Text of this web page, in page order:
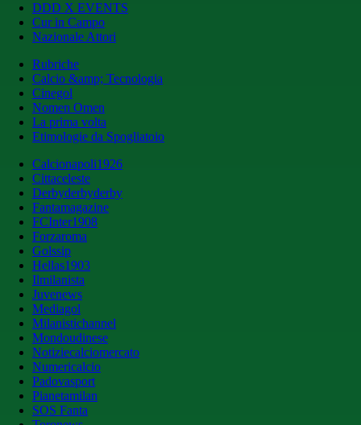
DDD X EVENTS
Cur in Campo
Nazionale Attori
Rubriche
Calcio &amp; Tecnologia
Cinegol
Nomen Omen
La prima volta
Etimologie da Spogliatoio
Calcionapoli1926
Cittaceleste
Derbyderbyderby
Fantamagazine
FCInter1908
Forzaroma
Golssip
Hellas1903
Ilmilanista
Juvenews
Mediagol
Milanistichannel
Mondoudinese
Notiziecalciomercato
Numericalcio
Padovasport
Pianetamilan
SOS Fanta